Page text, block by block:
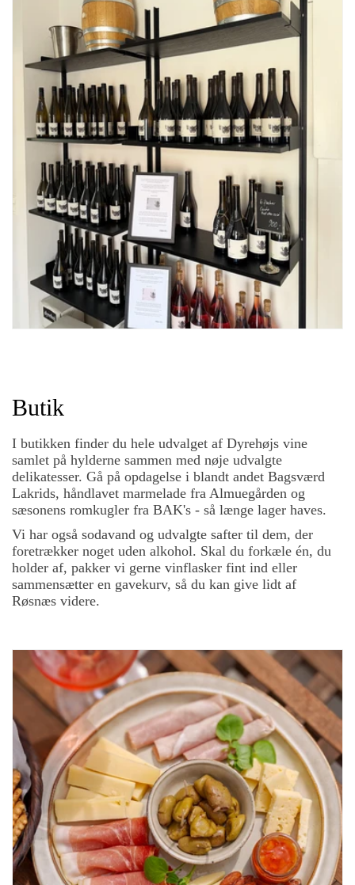
Butik
I butikken finder du hele udvalget af Dyrehøjs vine
samlet på hylderne sammen med nøje udvalgte
delikatesser. Gå på opdagelse i blandt andet Bagsværd
Lakrids, håndlavet marmelade fra Almuegården og
sæsonens romkugler fra BAK's - så længe lager haves.
Vi har også sodavand og udvalgte safter til dem, der
foretrækker noget uden alkohol. Skal du forkæle én, du
holder af, pakker vi gerne vinflasker fint ind eller
sammensætter en gavekurv, så du kan give lidt af
Røsnæs videre.